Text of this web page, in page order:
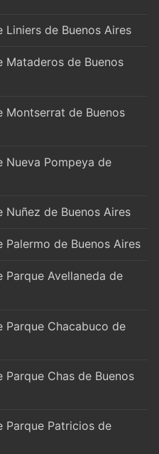
de Buenos Aires
de Buenos
Montserrat de Buenos
Nueva Pompeya de
de Buenos Aires
de Buenos Aires
Avellaneda de
Chacabuco de
Chas de Buenos
Parque Patricios de